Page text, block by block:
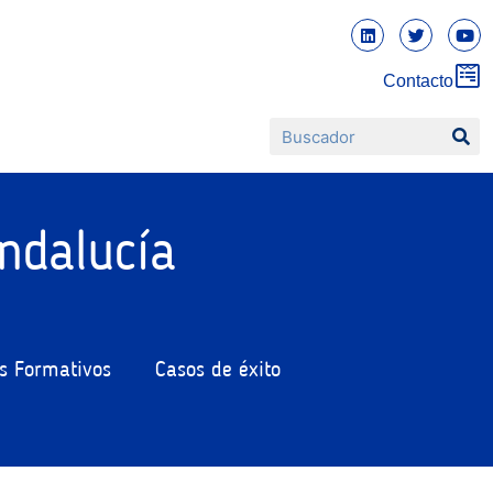
Contacto
Formativos Casos de éxito